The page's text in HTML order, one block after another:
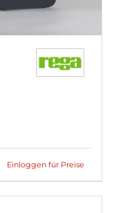
Einloggen für Preise